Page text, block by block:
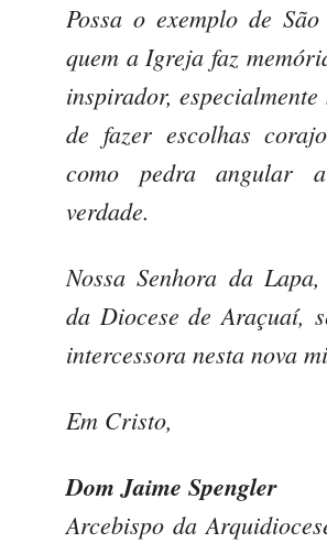
Possa o exemplo de
quem a Igreja faz
inspirador,
de fazer escolhas
como pedra
verdade.
Nossa Senhora da
da Diocese de Araçuaí,
intercessora nesta nova
Em Cristo,
Dom Jaime Spengler
Arcebispo da